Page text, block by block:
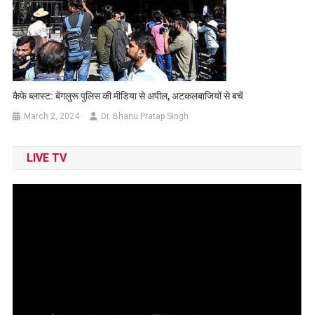
कैफे ब्लास्ट: बेंगलुरू पुलिस की मीडिया से अपील, अटकलबाजियों से बचें
March 2, 2024 Dr. Bhanu Pratap Singh
LIVE TV